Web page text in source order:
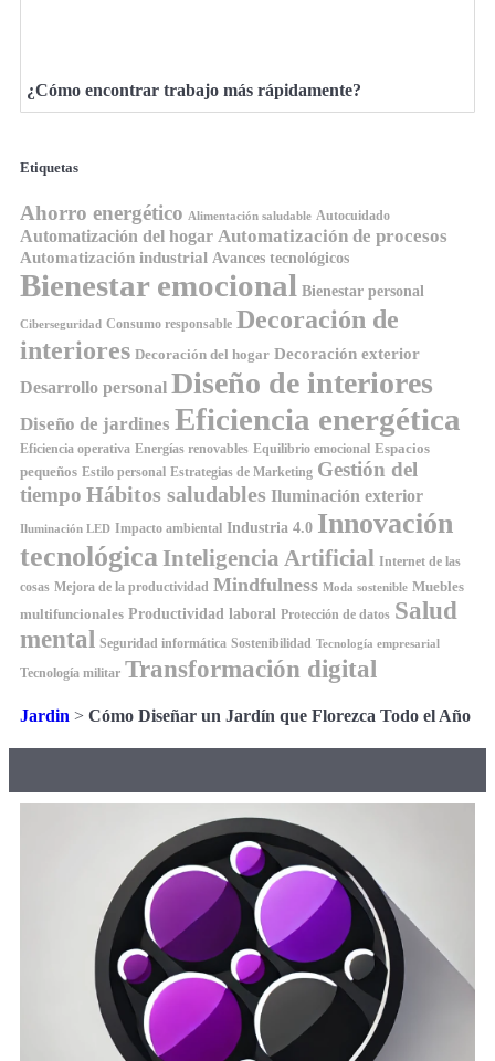
¿Cómo encontrar trabajo más rápidamente?
Etiquetas
Ahorro energético Alimentación saludable Autocuidado
Automatización del hogar Automatización de procesos
Automatización industrial Avances tecnológicos
Bienestar emocional Bienestar personal
Ciberseguridad Consumo responsable Decoración de
interiores Decoración del hogar Decoración exterior
Desarrollo personal Diseño de interiores
Diseño de jardines Eficiencia energética
Eficiencia operativa Energías renovables Equilibrio emocional Espacios
pequeños Estilo personal Estrategias de Marketing Gestión del
tiempo Hábitos saludables Iluminación exterior
Iluminación LED Impacto ambiental Industria 4.0 Innovación
tecnológica Inteligencia Artificial Internet de las
cosas Mejora de la productividad Mindfulness Moda sostenible Muebles
multifuncionales Productividad laboral Protección de datos Salud
mental Seguridad informática Sostenibilidad Tecnología empresarial
Tecnología militar Transformación digital
Jardin > Cómo Diseñar un Jardín que Florezca Todo el Año